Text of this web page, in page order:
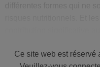
Derrière le terme simple
Ce site web est réservé